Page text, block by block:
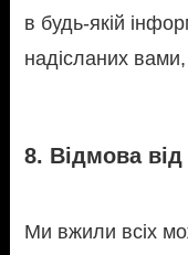
в будь-якій
надісланих
8. Відмова від
Ми вжили всіх